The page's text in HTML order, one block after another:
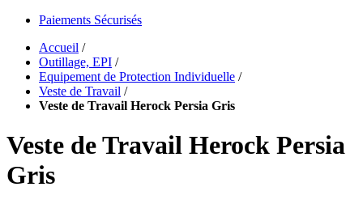
Paiements Sécurisés
Accueil /
Outillage, EPI /
Equipement de Protection Individuelle /
Veste de Travail /
Veste de Travail Herock Persia Gris
Veste de Travail Herock Persia
Gris